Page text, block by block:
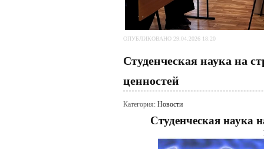
ОПУБЛИКОВАНО 29.04.2026 18:20
Студенческая наука на
ценностей
Категория: Новости
Студенческая наука